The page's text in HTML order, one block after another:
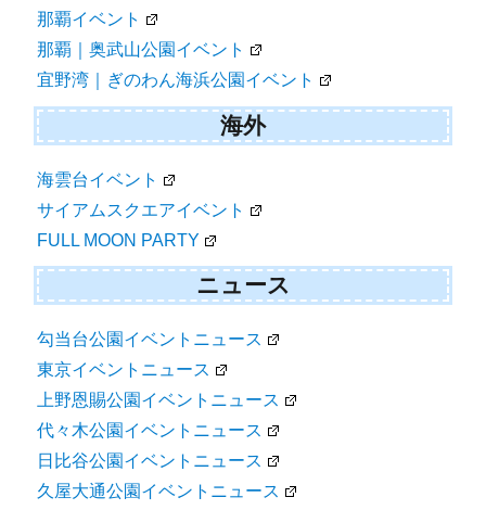
那覇イベント
那覇｜奥武山公園イベント
宜野湾｜ぎのわん海浜公園イベント
海外
海雲台イベント
サイアムスクエアイベント
FULL MOON PARTY
ニュース
勾当台公園イベントニュース
東京イベントニュース
上野恩賜公園イベントニュース
代々木公園イベントニュース
日比谷公園イベントニュース
久屋大通公園イベントニュース